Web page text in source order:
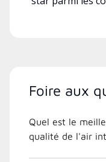
Foire aux
Quel est le
qualité de l'air